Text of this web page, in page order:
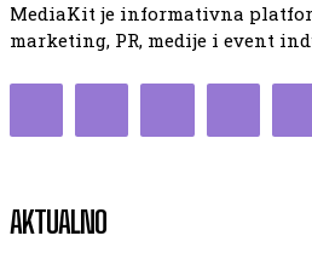
MediaKit je informativna
marketing, PR, medije i event
AKTUALNO